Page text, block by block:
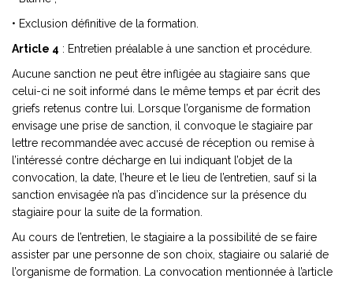
• Exclusion définitive de la formation.
Article 4 : Entretien préalable à une sanction et procédure.
Aucune sanction ne peut être infligée au stagiaire sans que
celui-ci ne soit informé dans le même temps et par écrit des
griefs retenus contre lui. Lorsque l’organisme de formation
envisage une prise de sanction, il convoque le stagiaire par
lettre recommandée avec accusé de réception ou remise à
l’intéressé contre décharge en lui indiquant l’objet de la
convocation, la date, l’heure et le lieu de l’entretien, sauf si la
sanction envisagée n’a pas d’incidence sur la présence du
stagiaire pour la suite de la formation.
Au cours de l’entretien, le stagiaire a la possibilité de se faire
assister par une personne de son choix, stagiaire ou salarié de
l’organisme de formation. La convocation mentionnée à l’article